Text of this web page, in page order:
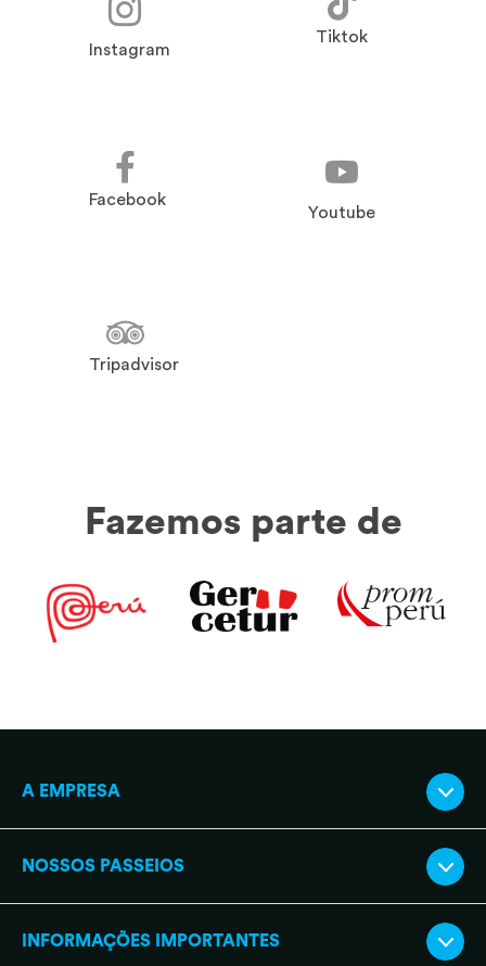
Instagram
Tiktok
Facebook
Youtube
Tripadvisor
Fazemos parte de
A EMPRESA
NOSSOS PASSEIOS
INFORMAÇÕES IMPORTANTES